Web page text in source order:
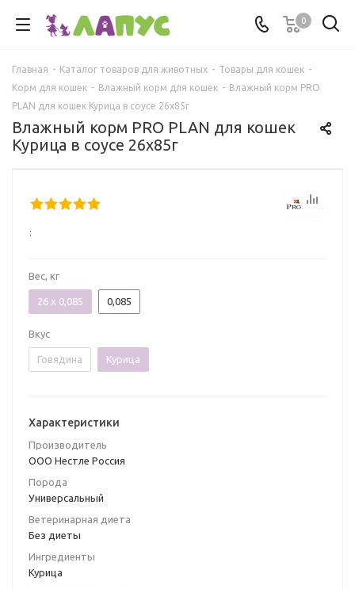
0
Главная - Каталог товаров для животных - Товары для кошек -
Корм для кошек - Влажный корм для кошек - Влажный корм PRO
PLAN для кошек Курица в соусе 26x85г
Влажный корм PRO PLAN для кошек
Курица в соусе 26x85г
:
Вес, кг
26 x 0,085 0,085
Вкус
Говядина Курица
Характеристики
Производитель
ООО Нестле Россия
Порода
Универсальный
Ветеринарная диета
Без диеты
Ингредиенты
Курица